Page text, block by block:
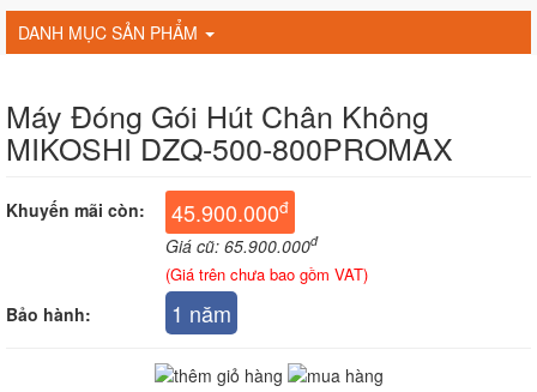
DANH MỤC SẢN PHẨM
Máy Đóng Gói Hút Chân Không
MIKOSHI DZQ-500-800PROMAX
Khuyến mãi còn: 45.900.000đ
Giá cũ: 65.900.000đ
(Giá trên chưa bao gồm VAT)
Bảo hành: 1 năm